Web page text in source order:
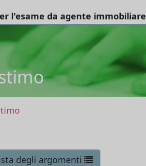
l'esame da agente immobiliare
degli argomenti